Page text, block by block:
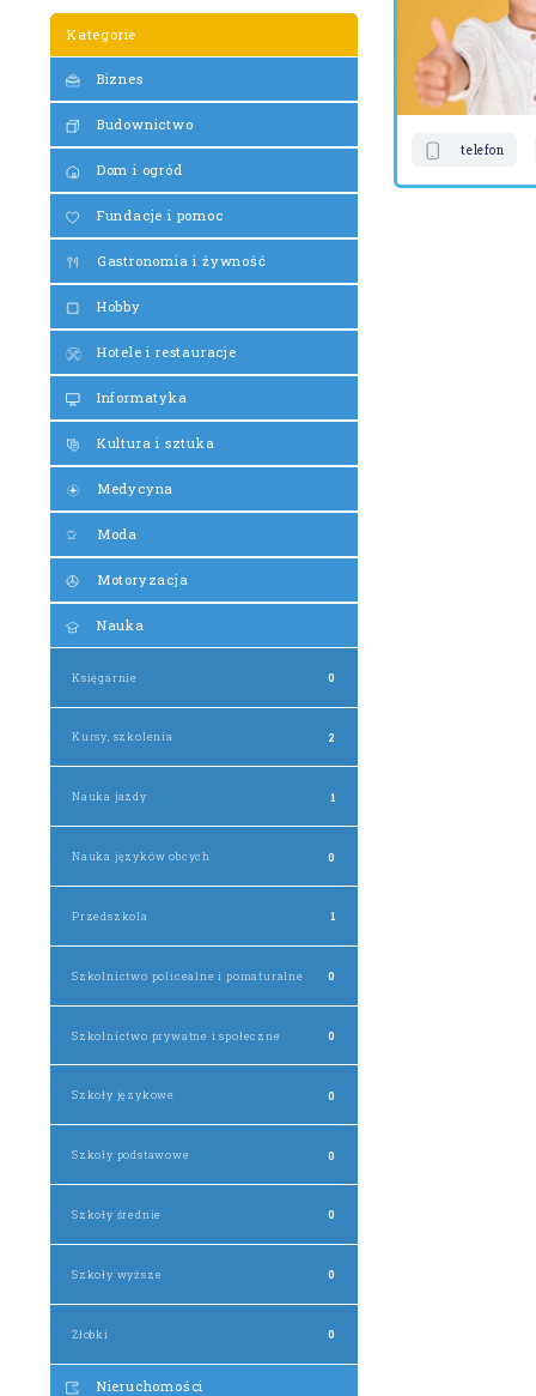
Kategorie
Biznes
Budownictwo
Dom i ogród
Fundacje i pomoc
Gastronomia i żywność
Hobby
Hotele i restauracje
Informatyka
Kultura i sztuka
Medycyna
Moda
Motoryzacja
Nauka
Księgarnie 0
Kursy, szkolenia 2
Nauka jazdy 1
Nauka języków obcych 0
Przedszkola 1
Szkolnictwo policealne i pomaturalne 0
Szkolnictwo prywatne i społeczne 0
Szkoły językowe 0
Szkoły podstawowe 0
Szkoły średnie 0
Szkoły wyższe 0
Żłobki 0
Nieruchomości
telefon